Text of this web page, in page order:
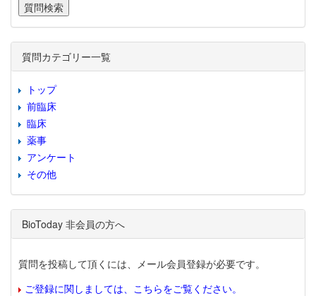
質問カテゴリー一覧
トップ
前臨床
臨床
薬事
アンケート
その他
BioToday 非会員の方へ
質問を投稿して頂くには、メール会員登録が必要です。
ご登録に関しましては、こちらをご覧ください。